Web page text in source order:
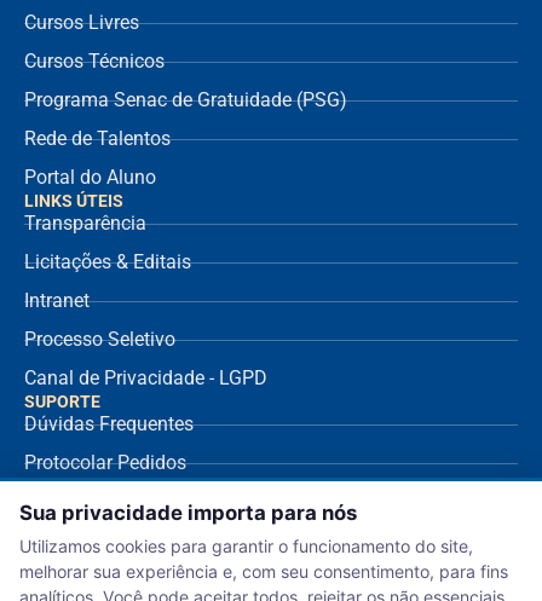
Cursos Livres
Cursos Técnicos
Programa Senac de Gratuidade (PSG)
Rede de Talentos
Portal do Aluno
LINKS ÚTEIS
Transparência
Licitações & Editais
Intranet
Processo Seletivo
Canal de Privacidade - LGPD
SUPORTE
Dúvidas Frequentes
Protocolar Pedidos
Envio de NF Fornecedor
Ouvidoria
Aviso de Privacidade
Sua privacidade importa para nós
Utilizamos cookies para garantir o funcionamento do site,
melhorar sua experiência e, com seu consentimento, para fins
analíticos. Você pode aceitar todos, rejeitar os não essenciais